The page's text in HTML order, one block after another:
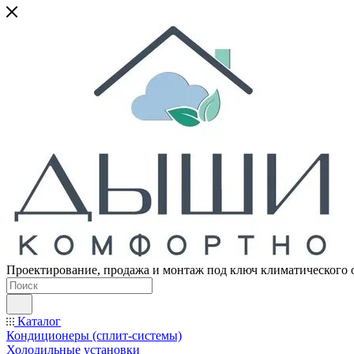
Проектирование, продажа и монтаж под ключ климатического
Каталог
Кондиционеры (сплит-системы)
Холодильные установки